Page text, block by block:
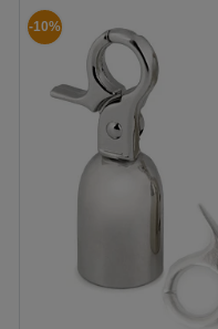
-10%